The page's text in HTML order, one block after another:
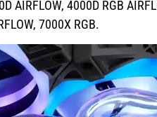
AIRFLOW, 4000D RGB
7000X RGB.